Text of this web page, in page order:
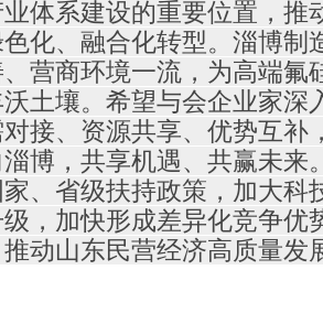
体系建设的重要位置，推
化、融合化转型。淄博制
营商环境一流，为高端氟
土壤。希望与会企业家深
接、资源共享、优势互补
博，共享机遇、共赢未来
、省级扶持政策，加大科
，加快形成差异化竞争优
动山东民营经济高质量发